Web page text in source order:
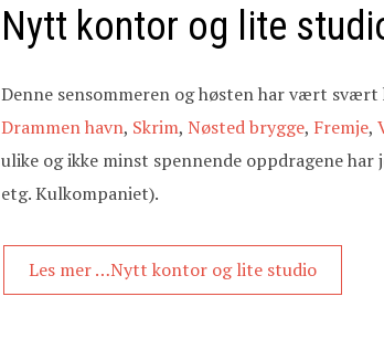
Nytt kontor og lite
Denne sensommeren og høsten har vært
Drammen havn, Skrim, Nøsted brygge, Fremje,
ulike og ikke minst spennende oppdragene
etg. Kulkompaniet).
Les mer …Nytt kontor og lite studio